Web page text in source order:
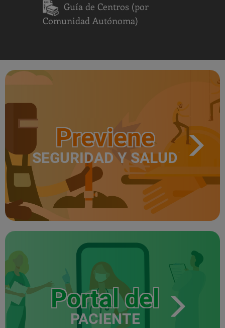
Apply
Guía de Centros (por
Comunidad Autónoma)
Previene
SEGURIDAD Y SALUD
Portal del
PACIENTE